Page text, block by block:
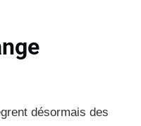
désormais des